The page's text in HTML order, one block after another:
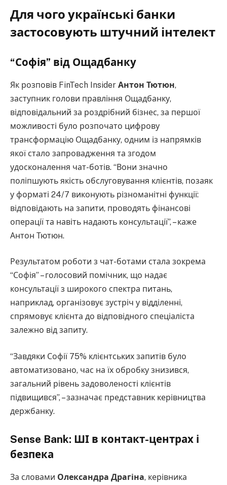
Для чого українські банки
застосовують штучний інтелект
“Софія” від Ощадбанку
Як розповів FinTech Insider Антон Тютюн,
заступник голови правління Ощадбанку,
відповідальний за роздрібний бізнес, за першої
можливості було розпочато цифрову
трансформацію Ощадбанку, одним із напрямків
якої стало запровадження та згодом
удосконалення чат-ботів. “Вони значно
поліпшують якість обслуговування клієнтів, позаяк
у форматі 24/7 виконують різноманітні функції:
відповідають на запити, проводять фінансові
операції та навіть надають консультації”, – каже
Антон Тютюн.
Результатом роботи з чат-ботами стала зокрема
“Софія” – голосовий помічник, що надає
консультації з широкого спектра питань,
наприклад, організовує зустріч у відділенні,
спрямовує клієнта до відповідного спеціаліста
залежно від запиту.
“Завдяки Софії 75% клієнтських запитів було
автоматизовано, час на їх обробку знизився,
загальний рівень задоволеності клієнтів
підвищився”, – зазначає представник керівництва
держбанку.
Sense Bank: ШІ в контакт-центрах і
безпека
За словами Олександра Драгіна, керівника